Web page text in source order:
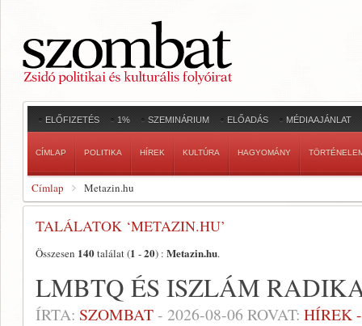
ELŐFIZETÉS 1% SZEMINÁRIUM ELŐADÁS MÉDIAAJÁNLAT
CÍMLAP POLITIKA HÍREK KULTÚRA HAGYOMÁNY
Címlap Metazin.hu
TALÁLATOK ‘METAZIN.HU’
Összesen 140találat (1 -20) : Metazin.hu.
LMBTQ ÉS ISZLÁM
ÍRTA: SZOMBAT- 2026-08-06 ROVAT: HÍREK